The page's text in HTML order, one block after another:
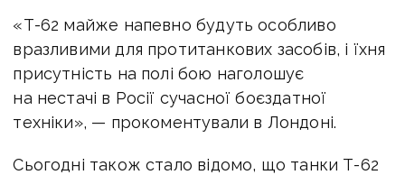
«Т-62 майже напевно будуть особливо
вразливими для протитанкових засобів, і їхня
присутність на полі бою наголошує
на нестачі в Росії сучасної боєздатної
техніки», — прокоментували в Лондоні.
Сьогодні також стало відомо, що танки Т-62